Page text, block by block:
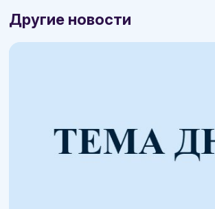
Другие новости